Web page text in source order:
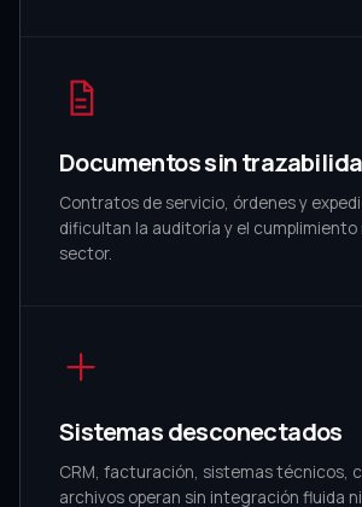
Documentos sin
Contratos de servicio, órdenes y
dificultan la auditoría y el
sector.
Sistemas desconectados
CRM, facturación, sistemas técnicos,
archivos operan sin integración fluida